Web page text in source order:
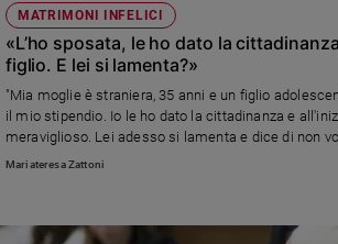
Papa
Chiesa
Chiesa
Fede
Santi
MATRIMONI INFELICI
«L’ho sposata, le ho dato la
figlio. E lei si lamenta?»
"Mia moglie è straniera, 35 anni e un figlio
il mio stipendio. Io le ho dato la cittadinanza e
meraviglioso. Lei adesso si lamenta e dice di non
stanca. Mi accusa di non capirla, ma che posso fare
Mariateresa Zattoni